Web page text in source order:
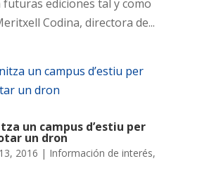
ediciones tal y como
Codina, directora de...
un campus d’estiu per
un dron
2016 | Información de interés,